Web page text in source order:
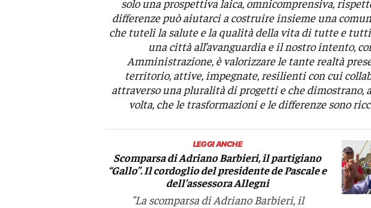
solo una prospettiva laica, omnicomprensiva,
differenze può aiutarci a costruire insieme una
che tuteli la salute e la qualità della vita di tutte e
una città all’avanguardia e il nostro intento,
Amministrazione, è valorizzare le tante realtà
territorio, attive, impegnate, resilienti con cui
attraverso una pluralità di progetti e che dimostrano,
volta, che le trasformazioni e le differenze sono
LEGGI ANCHE
Scomparsa di Adriano Barbieri, il partigiano
“Gallo”. Il cordoglio del presidente de Pascale e
dell’assessora Allegni
"La scomparsa di Adriano Barbieri, il